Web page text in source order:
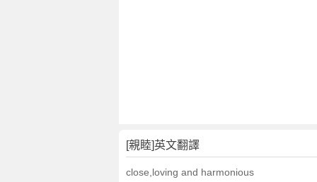
[親睦]英文翻譯
close,loving and harmonious